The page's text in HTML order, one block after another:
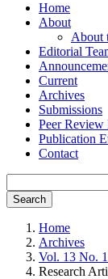
Home
About
About
Editorial
Current
Archives
Submissions
Peer Review
Publication
Contact
Search
Home
Archives
Vol. 13 No.
Research